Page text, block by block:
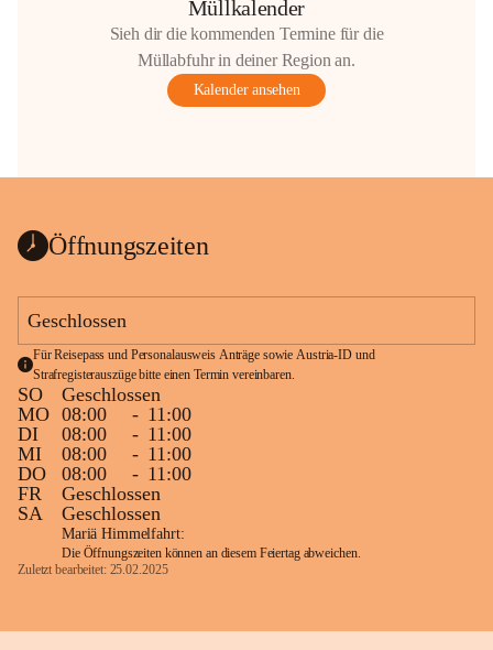
Müllkalender
Sieh dir die kommenden Termine für die
Müllabfuhr in deiner Region an.
Kalender ansehen
Öffnungszeiten
Geschlossen
Für Reisepass und Personalausweis Anträge sowie Austria-ID und
Strafregisterauszüge bitte einen Termin vereinbaren.
SO
Geschlossen
MO 08:00 - 11:00
DI
08:00 - 11:00
MI
08:00 - 11:00
DO
08:00 - 11:00
FR
Geschlossen
SA
Geschlossen
Mariä Himmelfahrt:
Die Öffnungszeiten können an diesem Feiertag abweichen.
Zuletzt bearbeitet: 25.02.2025